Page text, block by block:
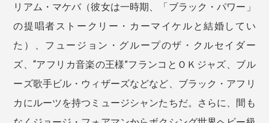
リアム・マケバ（彼女は一時期、「ブラック・パワー」
の提唱者ストークリー・カーマイケルと結婚してい
た）、フュージョン・グループのザ・クルセイダー
ズ、“アフリカ音楽の王様”フランコとＯＫジャズ、ブル
ーズ歌手ビル・ウィザーズなどなど、ブラック・アフリ
カにルーツを持つミュージシャンたちだ。さらに、間も